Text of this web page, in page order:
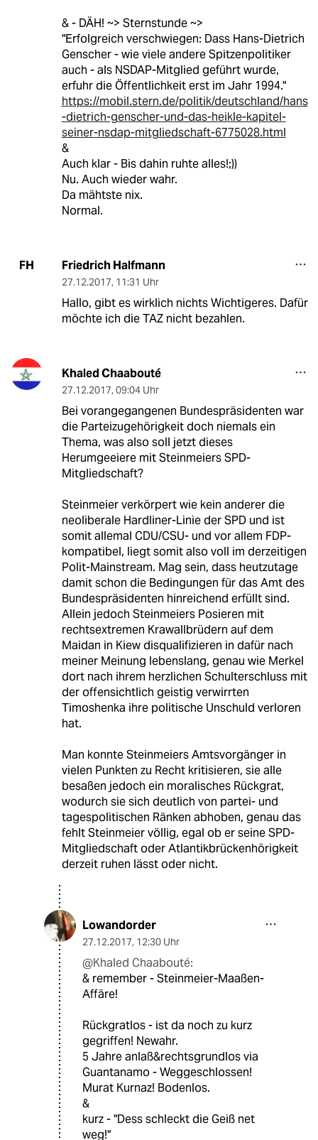
& - DÄH! ~> Sternstunde ~>
"Erfolgreich verschwiegen: Dass Hans-Dietrich
Genscher - wie viele andere Spitzenpolitiker
auch - als NSDAP-Mitglied geführt wurde,
erfuhr die Öffentlichkeit erst im Jahr 1994."
https://mobil.stern.de/politik/deutschland/hans
-dietrich-genscher-und-das-heikle-kapitel-
seiner-nsdap-mitgliedschaft-6775028.html
&
Auch klar - Bis dahin ruhte alles!;))
Nu. Auch wieder wahr.
Da mähtste nix.
Normal.
FH Friedrich Halfmann
27.12.2017, 11:31 Uhr
Hallo, gibt es wirklich nichts Wichtigeres. Dafür
möchte ich die TAZ nicht bezahlen.
Khaled Chaabouté
27.12.2017, 09:04 Uhr
Bei vorangegangenen Bundespräsidenten war
die Parteizugehörigkeit doch niemals ein
Thema, was also soll jetzt dieses
Herumgeeiere mit Steinmeiers SPD-
Mitgliedschaft?
Steinmeier verkörpert wie kein anderer die
neoliberale Hardliner-Linie der SPD und ist
somit allemal CDU/CSU- und vor allem FDP-
kompatibel, liegt somit also voll im derzeitigen
Polit-Mainstream. Mag sein, dass heutzutage
damit schon die Bedingungen für das Amt des
Bundespräsidenten hinreichend erfüllt sind.
Allein jedoch Steinmeiers Posieren mit
rechtsextremen Krawallbrüdern auf dem
Maidan in Kiew disqualifizieren in dafür nach
meiner Meinung lebenslang, genau wie Merkel
dort nach ihrem herzlichen Schulterschluss mit
der offensichtlich geistig verwirrten
Timoshenka ihre politische Unschuld verloren
hat.
Man konnte Steinmeiers Amtsvorgänger in
vielen Punkten zu Recht kritisieren, sie alle
besaßen jedoch ein moralisches Rückgrat,
wodurch sie sich deutlich von partei- und
tagespolitischen Ränken abhoben, genau das
fehlt Steinmeier völlig, egal ob er seine SPD-
Mitgliedschaft oder Atlantikbrückenhörigkeit
derzeit ruhen lässt oder nicht.
Lowandorder
27.12.2017, 12:30 Uhr
@Khaled Chaabouté:
& remember - Steinmeier-Maaßen-
Affäre!
Rückgratlos - ist da noch zu kurz
gegriffen! Newahr.
5 Jahre anlaß&rechtsgrundlos via
Guantanamo - Weggeschlossen!
Murat Kurnaz! Bodenlos.
&
kurz - "Dess schleckt die Geiß net
weg!"